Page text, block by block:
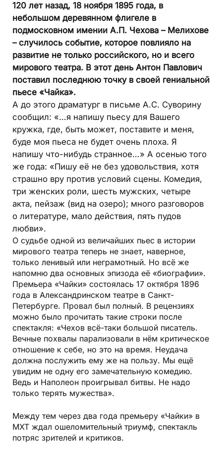
120 лет назад, 18 ноября 1895 года, в
небольшом деревянном флигеле в
подмосковном имении А.П. Чехова – Мелихове
– случилось событие, которое повлияло на
развитие не только российского, но и всего
мирового театра. В этот день Антон Павлович
поставил последнюю точку в своей гениальной
пьесе «Чайка».
А до этого драматург в письме А.С. Суворину
сообщил: «…я напишу пьесу для Вашего
кружка, где, быть может, поставите и меня,
буде моя пьеса не будет очень плоха. Я
напишу что-нибудь странное…» А осенью того
же года: «Пишу её не без удовольствия, хотя
страшно вру против условий сцены. Комедия,
три женских роли, шесть мужских, четыре
акта, пейзаж (вид на озеро); много разговоров
о литературе, мало действия, пять пудов
любви».
О судьбе одной из величайших пьес в истории
мирового театра теперь не знает, наверное,
только ленивый или неграмотный. Но всё же
напомню два основных эпизода её «биографии».
Премьера «Чайки» состоялась 17 октября 1896
года в Александринском театре в Санкт-
Петербурге. Провал был полный. В рецензиях
можно было прочитать такие строки после
спектакля: «Чехов всё-таки большой писатель.
Вечные похвалы парализовали в нём критическое
отношение к себе, но это на время. Неудача
должна послужить ему же на пользу. Мы ещё
увидим не одну его замечательную комедию.
Ведь и Наполеон проигрывал битвы. Не надо
только терять мужества».
Между тем через два года премьеру «Чайки» в
МХТ ждал ошеломительный триумф, спектакль
потряс зрителей и критиков.